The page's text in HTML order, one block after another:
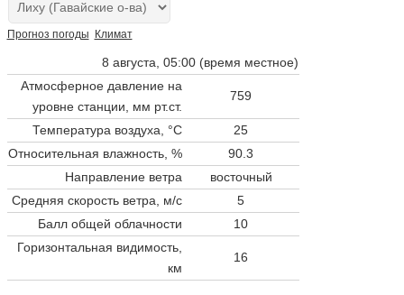
Прогноз погоды Климат
8 августа, 05:00 (время местное)
Атмосферное давление на
уровне станции, мм рт.ст.
759
Температура воздуха, °C
25
Относительная влажность, %
90.3
Направление ветра
восточный
Средняя скорость ветра, м/с
5
Балл общей облачности
10
Горизонтальная видимость,
км
16